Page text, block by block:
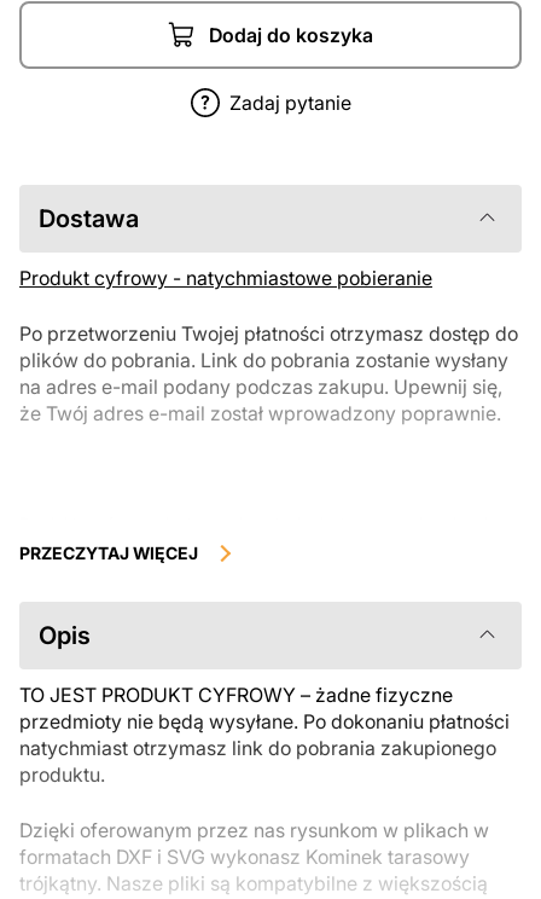
Dodaj do koszyka
Zadaj pytanie
Dostawa
Produkt cyfrowy - natychmiastowe pobieranie
Po przetworzeniu Twojej płatności otrzymasz dostęp do
plików do pobrania. Link do pobrania zostanie wysłany
na adres e-mail podany podczas zakupu. Upewnij się,
że Twój adres e-mail został wprowadzony poprawnie.
podlegają zwrotowi ani wymianie po ich pobraniu. Zalecamy
przed zakupem. Jeśli masz jakiekolwiek problemy z zamówieniem,
skontaktuj się bezpośrednio ze sprzedawcą.
PRZECZYTAJ WIĘCEJ
Opis
TO JEST PRODUKT CYFROWY – żadne fizyczne
przedmioty nie będą wysyłane. Po dokonaniu płatności
natychmiast otrzymasz link do pobrania zakupionego
produktu.
Dzięki oferowanym przez nas rysunkom w plikach w
formatach DXF i SVG wykonasz Kominek tarasowy
trójkątny. Nasze pliki są kompatybilne z większością